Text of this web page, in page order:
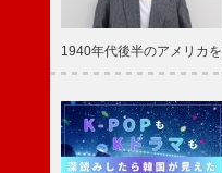
1940年代後半のアメリカ